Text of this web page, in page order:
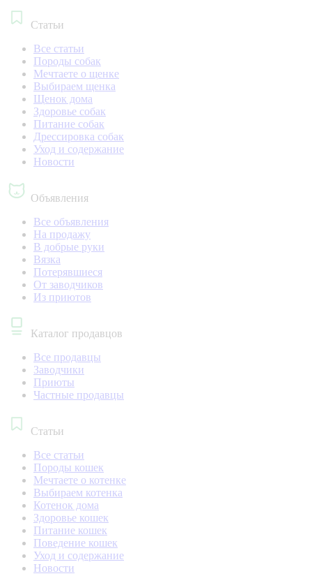
Статьи
Все статьи
Породы собак
Мечтаете о щенке
Выбираем щенка
Щенок дома
Здоровье собак
Питание собак
Дрессировка собак
Уход и содержание
Новости
Объявления
Все объявления
На продажу
В добрые руки
Вязка
Потерявшиеся
От заводчиков
Из приютов
Каталог продавцов
Все продавцы
Заводчики
Приюты
Частные продавцы
Статьи
Все статьи
Породы кошек
Мечтаете о котенке
Выбираем котенка
Котенок дома
Здоровье кошек
Питание кошек
Поведение кошек
Уход и содержание
Новости